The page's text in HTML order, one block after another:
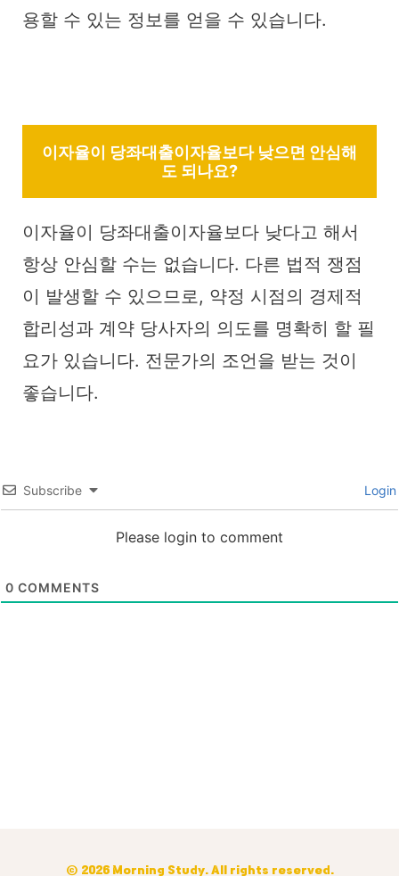
용할 수 있는 정보를 얻을 수 있습니다.
이자율이 당좌대출이자율보다 낮으면 안심해
도 되나요?
이자율이 당좌대출이자율보다 낮다고 해서
항상 안심할 수는 없습니다. 다른 법적 쟁점
이 발생할 수 있으므로, 약정 시점의 경제적
합리성과 계약 당사자의 의도를 명확히 할 필
요가 있습니다. 전문가의 조언을 받는 것이
좋습니다.
Subscribe Login
Please login to comment
0 COMMENTS
© 2026 Morning Study. All rights reserved.